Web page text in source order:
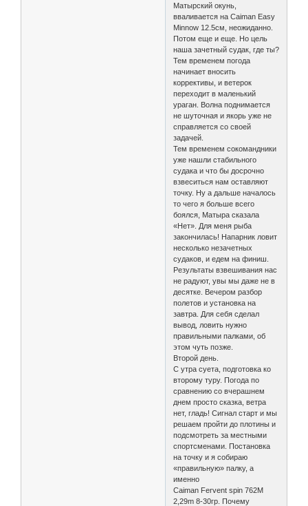
Матырский окунь,
вваливается на Caiman Easy
Minnow 12.5см, неожиданно.
Потом еще и еще. Но цель
наша зачетный судак, где ты?
Тем временем погода
начинает вносить
коррективы, и ветерок
переходит в маленький
ураган. Волна поднимается
не шуточная и якорь уже не
справляется со своей
задачей.
Тем временем сокомандники
уже нашли стабильного
судака и что бы досрочно
взвеситься нам оставляют
точку. Ну а дальше началось
то чего я больше всего
боялся, Матыра сказала
«Нет». Для меня рыба
закончилась! Напарник ловит
несколько незачетных
судаков, и едем на финиш.
Результаты взвешивания нас
не радуют, увы мы даже не в
десятке. Вечером разбор
полетов и установка на
завтра. Для себя сделал
вывод, ловить нужно
правильными палками, об
этом чуть позже.
Второй день.
С утра суета, подготовка ко
второму туру. Погода по
сравнению со вчерашнем
днем просто сказка, ветра
нет, гладь! Сигнал старт и мы
решаем пройти до плотины и
подсмотреть за местными
спортсменами. Постановка
на точку и я собираю
«правильную» палку, а
именно
Caiman Fervent spin 762M
2,29m 8-30гр. Почему